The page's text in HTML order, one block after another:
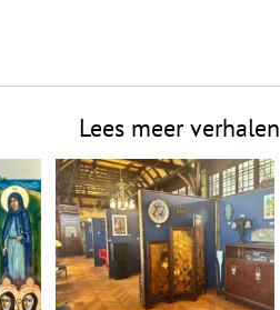
Lees meer verhalen